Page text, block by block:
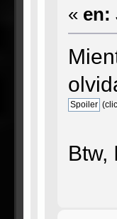
« en:
Btw,